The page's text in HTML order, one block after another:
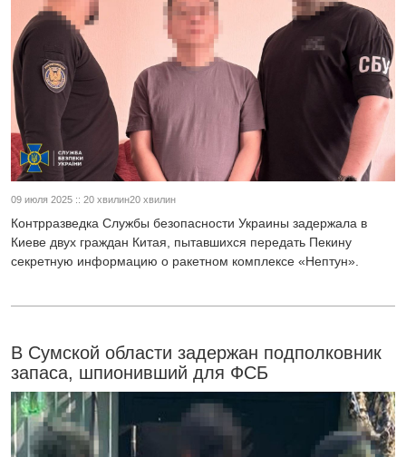
09 июля 2025 :: 20 хвилин20 хвилин
Контрразведка Службы безопасности Украины задержала в
Киеве двух граждан Китая, пытавшихся передать Пекину
секретную информацию о ракетном комплексе «Нептун».
В Сумской области задержан подполковник
запаса, шпионивший для ФСБ